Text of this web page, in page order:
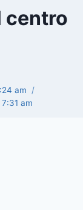
centro
am
am